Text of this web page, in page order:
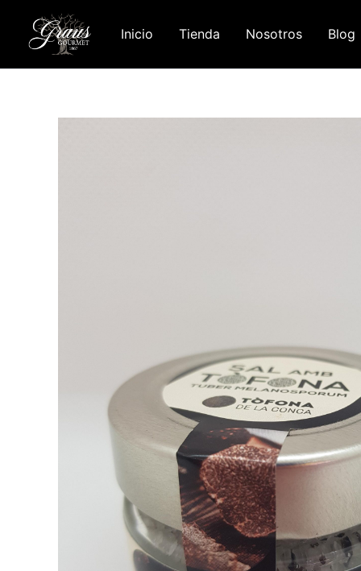
contenido
Inicio Tienda Nosotros Blog